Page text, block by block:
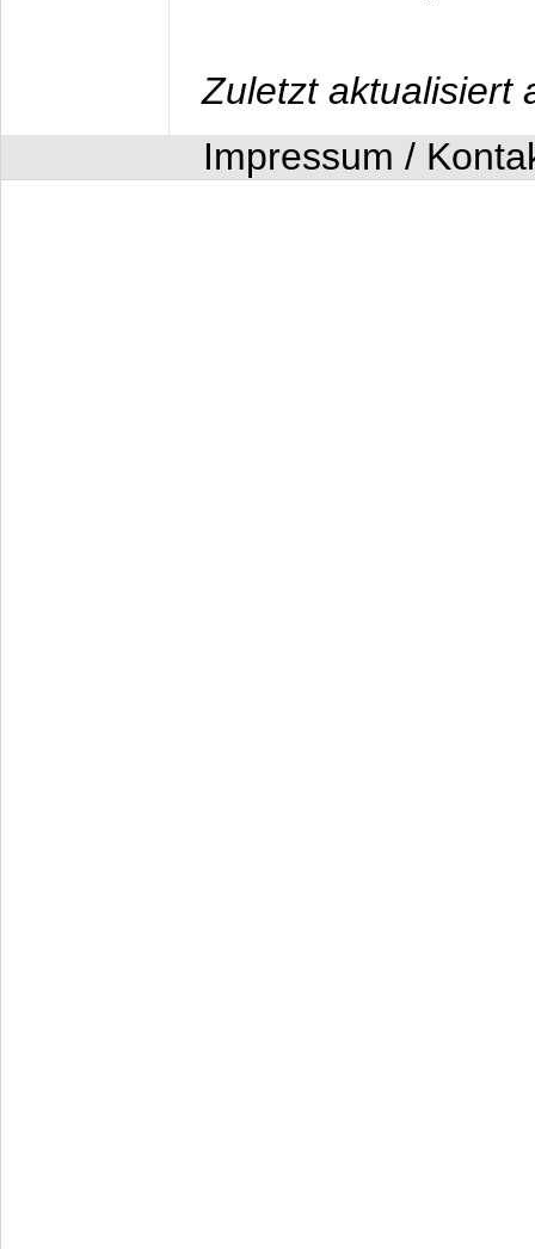
Zuletzt aktualisiert
Impressum /